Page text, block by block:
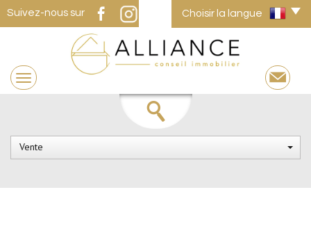
Suivez-nous sur Choisir la langue
Vente